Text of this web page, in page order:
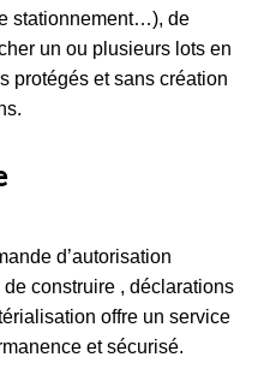
stationnement…), de
un ou plusieurs lots en
protégés et sans création
d’autorisation
construire , déclarations
offre un service
et sécurisé.